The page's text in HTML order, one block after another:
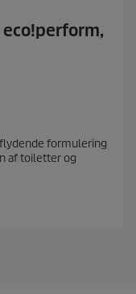
eco!perform,
formulering
af toiletter og